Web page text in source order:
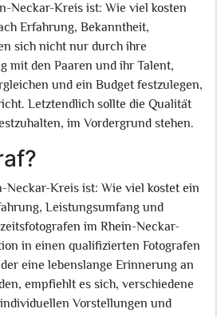
Neckar-Kreis ist: Wie viel kosten
Erfahrung, Bekanntheit,
sich nicht nur durch ihre
mit den Paaren und ihr Talent,
und ein Budget festzulegen,
Letztendlich sollte die Qualität
im Vordergrund stehen.
Neckar-Kreis ist: Wie viel kostet ein
Leistungsumfang und
im Rhein-Neckar-
in einen qualifizierten Fotografen
eine lebenslange Erinnerung an
empfiehlt es sich, verschiedene
Vorstellungen und